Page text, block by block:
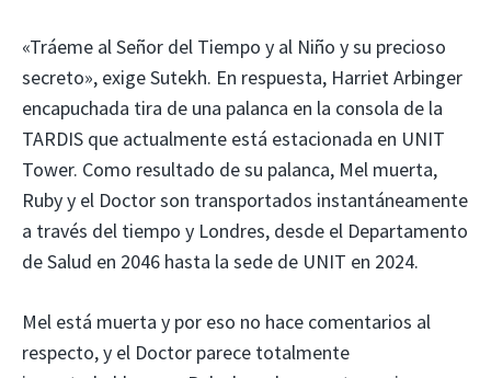
«Tráeme al Señor del Tiempo y al Niño y su precioso
secreto», exige Sutekh. En respuesta, Harriet Arbinger
encapuchada tira de una palanca en la consola de la
TARDIS que actualmente está estacionada en UNIT
Tower. Como resultado de su palanca, Mel muerta,
Ruby y el Doctor son transportados instantáneamente
a través del tiempo y Londres, desde el Departamento
de Salud en 2046 hasta la sede de UNIT en 2024.
Mel está muerta y por eso no hace comentarios al
respecto, y el Doctor parece totalmente